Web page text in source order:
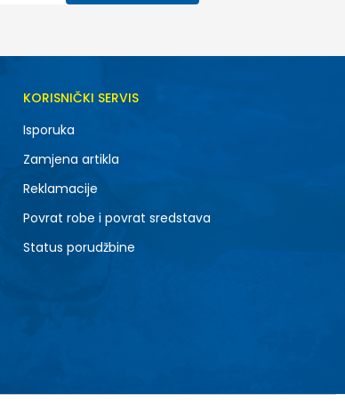
KORISNIČKI SERVIS
Isporuka
Zamjena artikla
Reklamacije
Povrat robe i povrat sredstava
Status porudžbine